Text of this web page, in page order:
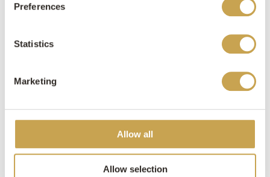
Preferences
Statistics
Marketing
Allow all
Allow selection
Carport muur Uden